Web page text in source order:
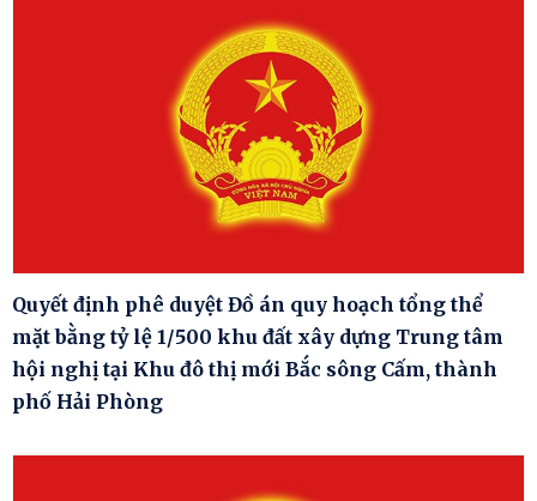
Quyết định phê duyệt Đồ án quy hoạch tổng thể
mặt bằng tỷ lệ 1/500 khu đất xây dựng Trung tâm
hội nghị tại Khu đô thị mới Bắc sông Cấm, thành
phố Hải Phòng